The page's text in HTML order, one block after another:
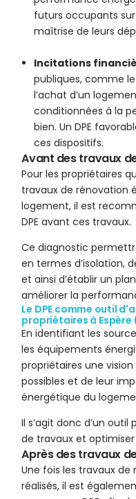
futurs occupants
maîtrise de leurs
Incitations
publiques, comme
l’achat d’un
conditionnées à la
bien. Un DPE
ces dispositifs.
Avant des travaux
Pour les propriétaires
travaux de rénovation
logement, il est
DPE avant ces travaux.
Ce diagnostic
en termes d’isolation,
et ainsi d’établir un
améliorer la
Le DPE comme outil
propriétaires à Espère
En identifiant les
les équipements
propriétaires une
possibles et de leur
énergétique du
Il s’agit donc d’un
de travaux et
Après des travaux
Une fois les travaux
réalisés, il est